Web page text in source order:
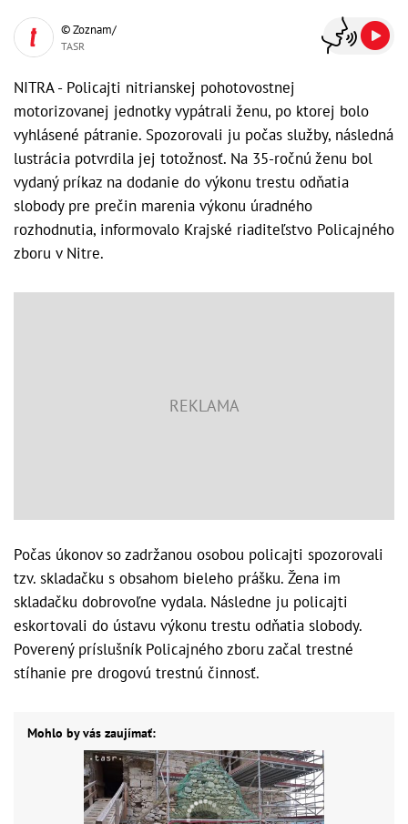
© Zoznam/
TASR
NITRA - Policajti nitrianskej pohotovostnej
motorizovanej jednotky vypátrali ženu, po ktorej bolo
vyhlásené pátranie. Spozorovali ju počas služby, následná
lustrácia potvrdila jej totožnosť. Na 35-ročnú ženu bol
vydaný príkaz na dodanie do výkonu trestu odňatia
slobody pre prečin marenia výkonu úradného
rozhodnutia, informovalo Krajské riaditeľstvo Policajného
zboru v Nitre.
Počas úkonov so zadržanou osobou policajti spozorovali
tzv. skladačku s obsahom bieleho prášku. Žena im
skladačku dobrovoľne vydala. Následne ju policajti
eskortovali do ústavu výkonu trestu odňatia slobody.
Poverený príslušník Policajného zboru začal trestné
stíhanie pre drogovú trestnú činnosť.
Mohlo by vás zaujímať: